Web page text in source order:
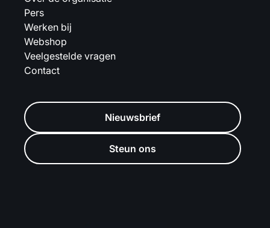
Pers
Werken bij
Webshop
Veelgestelde vragen
Contact
Nieuwsbrief
Steun ons